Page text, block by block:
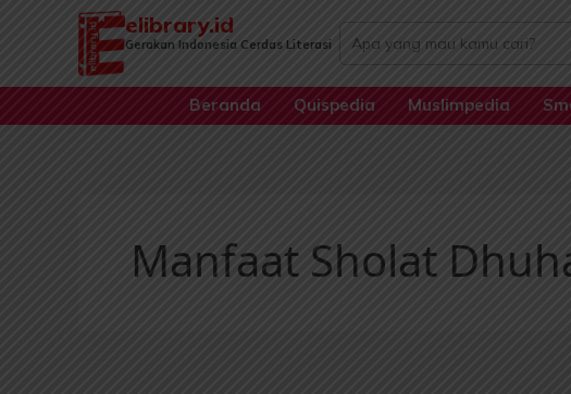
elibrary.id
Gerakan Indonesia Cerdas Literasi
Search
...
Beranda Quispedia Muslimpedia
Manfaat Sholat